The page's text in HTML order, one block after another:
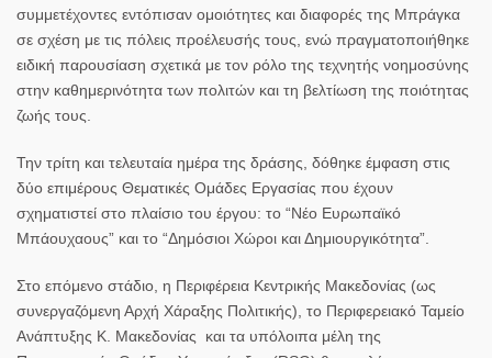
συμμετέχοντες εντόπισαν ομοιότητες και διαφορές της Μπράγκα
σε σχέση με τις πόλεις προέλευσής τους, ενώ πραγματοποιήθηκε
ειδική παρουσίαση σχετικά με τον ρόλο της τεχνητής νοημοσύνης
στην καθημερινότητα των πολιτών και τη βελτίωση της ποιότητας
ζωής τους.
Την τρίτη και τελευταία ημέρα της δράσης, δόθηκε έμφαση στις
δύο επιμέρους Θεματικές Ομάδες Εργασίας που έχουν
σχηματιστεί στο πλαίσιο του έργου: το “Νέο Ευρωπαϊκό
Μπάουχαους” και το “Δημόσιοι Χώροι και Δημιουργικότητα”.
Στο επόμενο στάδιο, η Περιφέρεια Κεντρικής Μακεδονίας (ως
συνεργαζόμενη Αρχή Χάραξης Πολιτικής), το Περιφερειακό Ταμείο
Ανάπτυξης Κ. Μακεδονίας και τα υπόλοιπα μέλη της